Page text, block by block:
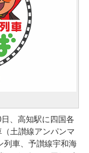
、高知駅に四国各
土讃線アンパンマ
列車、予讃線宇和海